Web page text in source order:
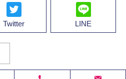
Twitter LINE